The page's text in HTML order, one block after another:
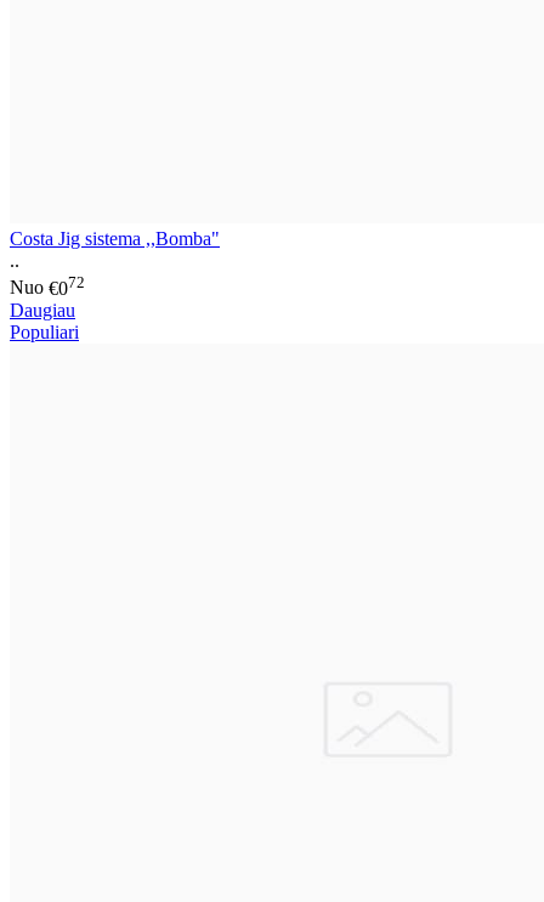
Costa Jig sistema ,,Bomba"
..
Nuo €072
Daugiau
Populiari